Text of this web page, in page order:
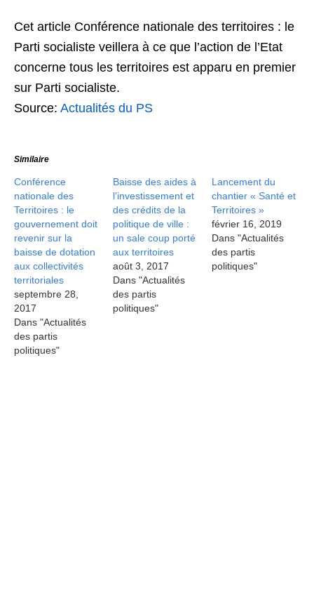
Cet article Conférence nationale des territoires : le
Parti socialiste veillera à ce que l’action de l’Etat
concerne tous les territoires est apparu en premier
sur Parti socialiste.
Source: Actualités du PS
Similaire
Conférence
nationale des
Territoires : le
gouvernement doit
revenir sur la
baisse de dotation
aux collectivités
territoriales
septembre 28,
2017
Dans "Actualités
des partis
politiques"
Baisse des aides à
l’investissement et
des crédits de la
politique de ville :
un sale coup porté
aux territoires
août 3, 2017
Dans "Actualités
des partis
politiques"
Lancement du
chantier « Santé et
Territoires »
février 16, 2019
Dans "Actualités
des partis
politiques"